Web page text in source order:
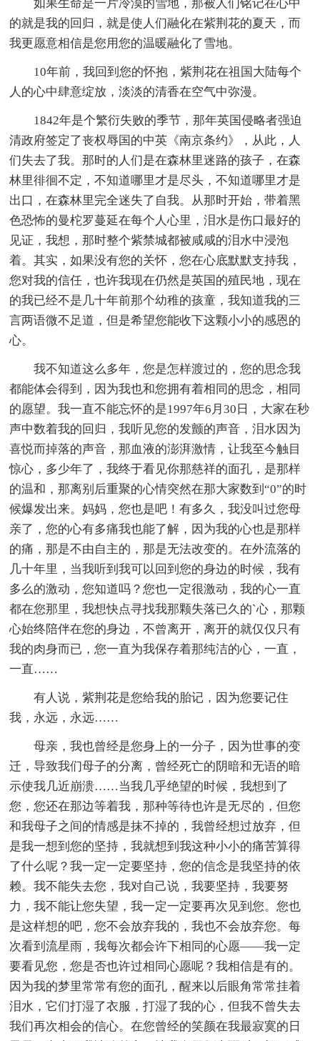
如果生命是一片冷漠的雪地，那被人们铭记在心中
的就是我的回归，就是使人们融化在紫荆花的夏天，而
我更愿意相信是您用您的温暖融化了雪地。
10年前，我回到您的怀抱，紫荆花在祖国大陆每个
人的心中肆意绽放，淡淡的清香在空气中弥漫。
1842年是个繁衍失败的季节，那年英国侵略者强迫
清政府签定了丧权辱国的中英《南京条约》，从此，人
们失去了我。那时的人们是在森林里迷路的孩子，在森
林里徘徊不定，不知道哪里才是尽头，不知道哪里才是
出口，在森林里完全迷失了自我。从那时开始，带着黑
色恐怖的曼柁罗蔓延在每个人心里，泪水是伤口最好的
见证，我想，那时整个紫禁城都被咸咸的泪水中浸泡
着。其实，如果没有您的关怀，您在心底默默支持我，
您对我的信任，也许我现在仍然是英国的殖民地，现在
的我已经不是几十年前那个幼稚的孩童，我知道我的三
言两语微不足道，但是希望您能收下这颗小小的感恩的
心。
我不知道这么多年，您是怎样渡过的，您的思念我
都能体会得到，因为我也和您拥有着相同的思念，相同
的愿望。我一直不能忘怀的是1997年6月30日，大家在秒
声中数着我的回归，我听见您的发颤的声音，泪水因为
喜悦而掉落的声音，那血液的澎湃激情，让我至今触目
惊心，多少年了，我终于看见你那慈祥的面孔，是那样
的温和，那离别后重聚的心情突然在那大家数到“0”的时
候爆发出来。妈妈，您也是吧！有多久，我没叫过您母
亲了，您的心有多痛我也能了解，因为我的心也是那样
的痛，那是不由自主的，那是无法改变的。在外流落的
几十年里，当我听到我可以回到您的身边的时候，我有
多么的激动，您知道吗？您也一定很激动，我的心一直
都在您那里，我想快点寻找我那颗失落已久的`心，那颗
心始终陪伴在您的身边，不曾离开，离开的就仅仅只有
我的肉身而已，您一直为我保存着那纯洁的心，一直，
一直……
有人说，紫荆花是您给我的胎记，因为您要记住
我，永远，永远……
母亲，我也曾经是您身上的一分子，因为世事的变
迁，导致我们母子的分离，曾经死亡的阴暗和无语的暗
示使我几近崩溃……当我几乎绝望的时候，我想到了
您，您还在那边等着我，那种等待也许是无尽的，但您
和我母子之间的情感是抹不掉的，我曾经想过放弃，但
是我一想到您的坚持，我就想到我这种小小的痛苦算得
了什么呢？我一定一定要坚持，您的信念是我坚持的依
赖。我不能失去您，我对自己说，我要坚持，我要努
力，我不能让您失望，我一定一定要再次见到您。您也
是这样想的吧，您不会放弃我的，我也不会放弃您。每
次看到流星雨，我每次都会许下相同的心愿——我一定
要看见您，您是否也许过相同心愿呢？我相信是有的。
因为我的梦里常常有您的面孔，醒来以后眼角常常挂着
泪水，它们打湿了衣服，打湿了我的心，但我不曾失去
我们再次相会的信心。在您曾经的笑颜在我最寂寞的日